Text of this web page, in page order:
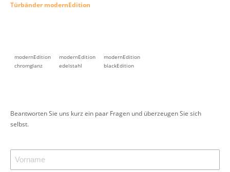
Türbänder modernEdition
modernEdition
chromglanz
modernEdition
edelstahl
modernEdition
blackEdition
Beantworten Sie uns kurz ein paar Fragen und überzeugen Sie sich
selbst.